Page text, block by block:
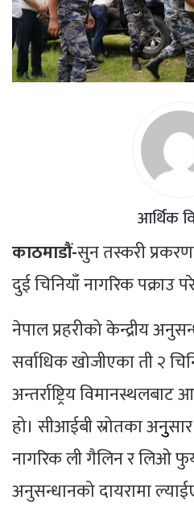
आर्थिक
काठमाडौं-सुन तस्करी
दुई चिनियाँ नागरिक पक्राउ
नेपाल प्रहरीको केन्द्रीय
सर्वाधिक खोजीएका ती २
अन्तर्राष्ट्रिय
हो। सीआईबी स्रोतका
नागरिक ली गैलिन र लिओ
अनुसन्धानको दायरामा